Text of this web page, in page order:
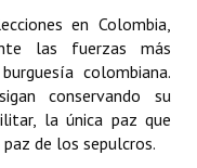
en Colombia,
las fuerzas más
colombiana.
conservando su
la única paz que
de los sepulcros.